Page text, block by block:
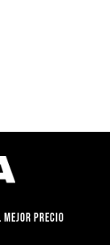
mejor precio